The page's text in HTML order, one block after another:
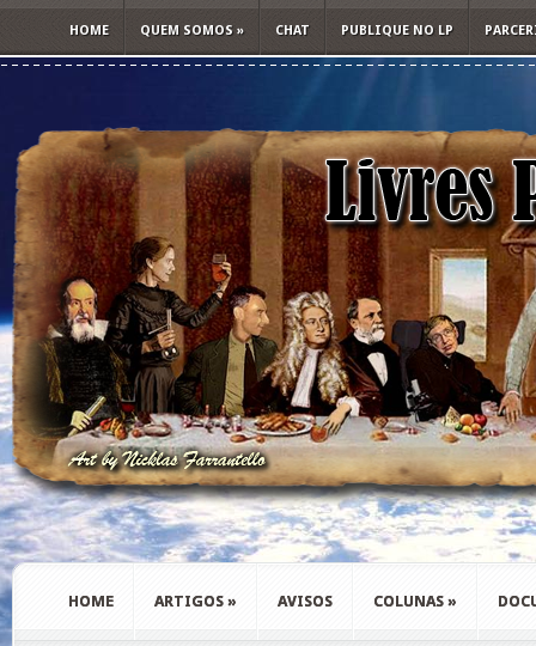
HOME QUEM SOMOS » CHAT PUBLIQUE NO LP
HOME ARTIGOS » AVISOS COLUNAS »